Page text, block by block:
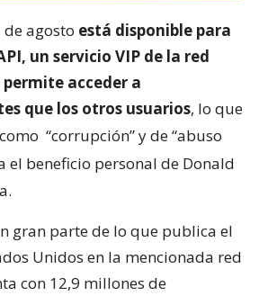
de agosto está disponible para
un servicio VIP de la red
acceder a
que los otros usuarios, lo que
“corrupción” y de “abuso
el beneficio personal de Donald
gran parte de lo que publica el
Unidos en la mencionada red
con 12,9 millones de